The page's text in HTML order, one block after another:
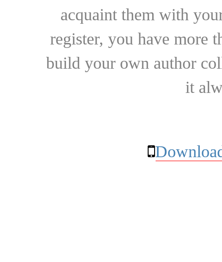
acquaint them with
register, you have more
build your own author
it